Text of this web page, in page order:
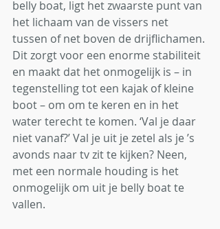
belly boat, ligt het zwaarste punt van
het lichaam van de vissers net
tussen of net boven de drijflichamen.
Dit zorgt voor een enorme stabiliteit
en maakt dat het onmogelijk is – in
tegenstelling tot een kajak of kleine
boot – om om te keren en in het
water terecht te komen. ‘Val je daar
niet vanaf?’ Val je uit je zetel als je ’s
avonds naar tv zit te kijken? Neen,
met een normale houding is het
onmogelijk om uit je belly boat te
vallen.